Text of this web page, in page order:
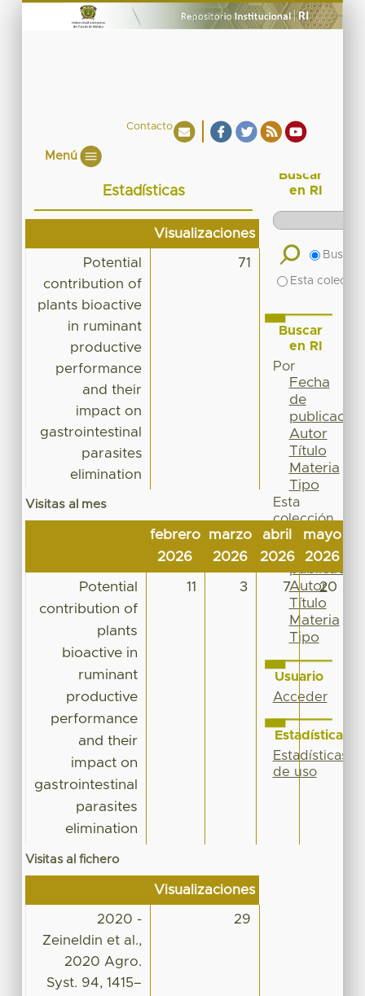
Contacto
Menú
Estadísticas
Visualizaciones
Potential
contribution of
plants bioactive
in ruminant
productive
performance
and their
impact on
gastrointestinal
parasites
elimination
71
Visitas al mes
febrero
2026
marzo
2026
abril
2026
mayo
2026
Potential
contribution of
plants
bioactive in
ruminant
productive
performance
and their
impact on
gastrointestinal
parasites
elimination
11 3 7 20
Visitas al fichero
Visualizaciones
2020 -
Zeineldin et al.,
2020 Agro.
Syst. 94, 1415–
29
Buscar
en RI
Buscar
Esta
Buscar
en RI
Por
Fecha
de
publicación
Autor
Título
Materia
Tipo
Esta
colección
Fecha
de
publicación
Autor
Título
Materia
Tipo
Usuario
Acceder
Estadísticas
Estadísticas
de uso